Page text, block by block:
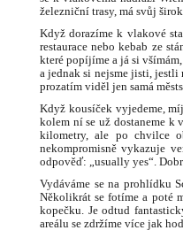
železniční trasy, má svůj
Když dorazíme k vlakové
restaurace nebo kebab ze
které popíjíme a já si
a jednak si nejsme jisti,
prozatím viděl jen samá
Když kousíček vyjedeme,
kolem ní se už dostaneme k
kilometry, ale po chvilce
nekompromisně vykazuje
odpověď: „usually yes“.
Vydáváme se na prohlídku
Několikrát se fotíme a poté
kopečku. Je odtud
areálu se zdržíme více jak